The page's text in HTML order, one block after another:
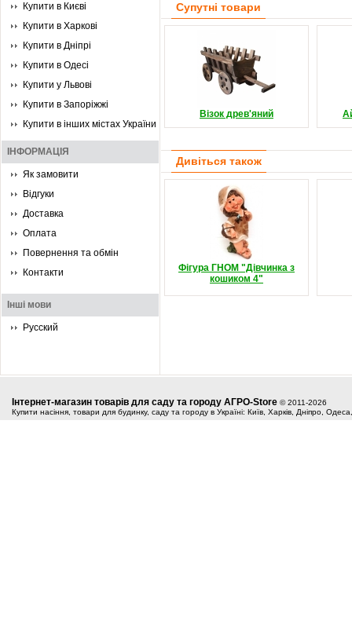
Купити в Києві
Купити в Харкові
Купити в Дніпрі
Купити в Одесі
Купити у Львові
Купити в Запоріжжі
Купити в інших містах України
ІНФОРМАЦІЯ
Як замовити
Відгуки
Доставка
Оплата
Повернення та обмін
Контакти
Інші мови
Русский
Супутні товари
Візок древ'яний
Дивіться також
Фігура ГНОМ "Дівчинка з
кошиком 4"
Інтернет-магазин товарів для саду та городу АГРО-Store © 2011-2026
Купити насіння, товари для будинку, саду та городу в Україні: Київ, Харків, Дніпро,